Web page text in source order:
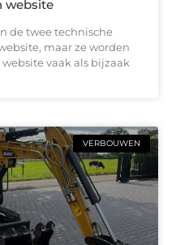
website
de twee technische
maar ze worden
vaak als bijzaak
VERBOUWEN